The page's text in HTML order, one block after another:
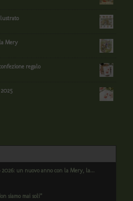
Mery
regalo
2026: un nuovo anno con la Mery, la...
siamo mai soli”